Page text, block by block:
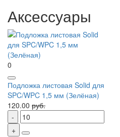
Аксессуары
0
Подложка листовая Solid для
SPC/WPC 1,5 мм (Зелёная)
120.00 руб.